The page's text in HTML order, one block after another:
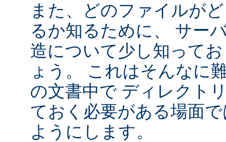
また、どのファイルが
るか知るために、 サー
造について少し知って
ょう。 これはそんなに
の文書中で ディレクト
ておく必要がある場面
ようにします。